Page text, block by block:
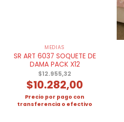
MEDIAS
SR ART 6037 SOQUETE DE
DAMA PACK X12
$12.955,32
$10.282,00
Precio por pago con
transferencia o efectivo